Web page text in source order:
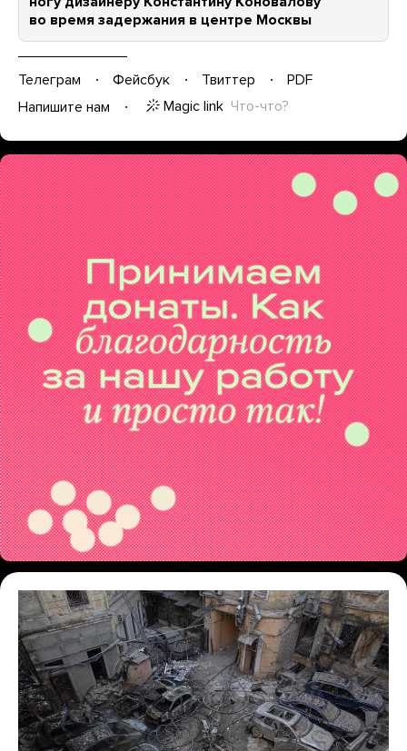
во время задержания в центре Москвы
Телеграм Фейсбук Твиттер
PDF
Напишите нам
Magic link Что-что?